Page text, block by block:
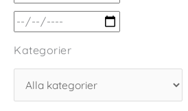
Kategorier